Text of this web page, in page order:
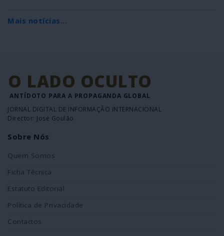
Mais notícias...
O LADO OCULTO
ANTÍDOTO PARA A PROPAGANDA GLOBAL
JORNAL DIGITAL DE INFORMAÇÃO INTERNACIONAL
Director: José Goulão
Sobre Nós
Quem Somos
Ficha Técnica
Estatuto Editorial
Política de Privacidade
Contactos